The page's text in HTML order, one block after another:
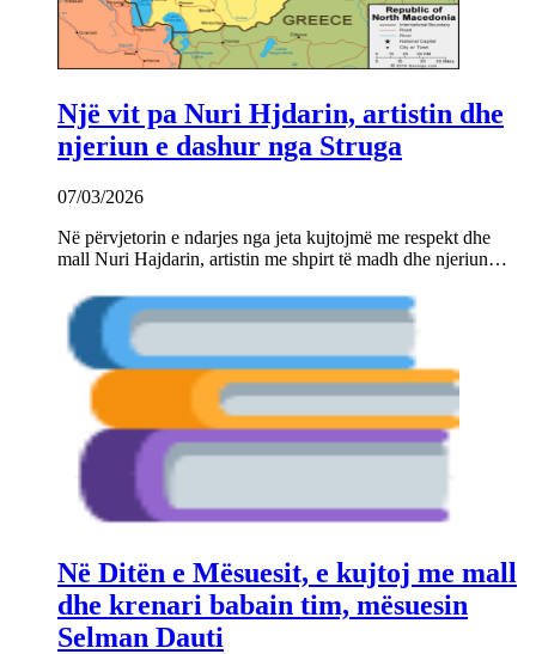
Një vit pa Nuri Hjdarin, artistin dhe
njeriun e dashur nga Struga
07/03/2026
Në përvjetorin e ndarjes nga jeta kujtojmë me respekt dhe
mall Nuri Hajdarin, artistin me shpirt të madh dhe njeriun…
Në Ditën e Mësuesit, e kujtoj me mall
dhe krenari babain tim, mësuesin
Selman Dauti